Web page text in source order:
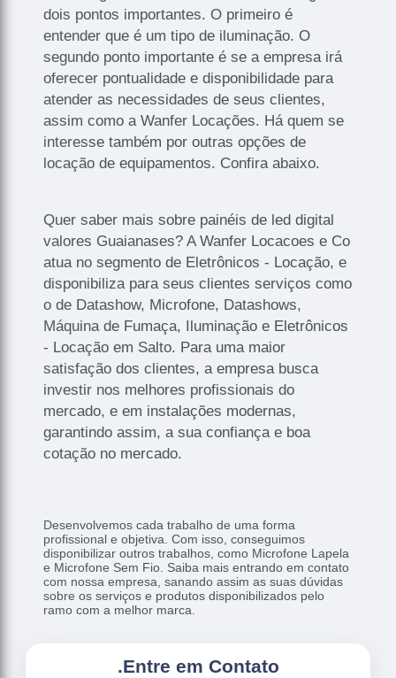
dois pontos importantes. O primeiro é
entender que é um tipo de iluminação. O
segundo ponto importante é se a empresa irá
oferecer pontualidade e disponibilidade para
atender as necessidades de seus clientes,
assim como a Wanfer Locações. Há quem se
interesse também por outras opções de
locação de equipamentos. Confira abaixo.
Quer saber mais sobre painéis de led digital
valores Guaianases? A Wanfer Locacoes e Co
atua no segmento de Eletrônicos - Locação, e
disponibiliza para seus clientes serviços como
o de Datashow, Microfone, Datashows,
Máquina de Fumaça, Iluminação e Eletrônicos
- Locação em Salto. Para uma maior
satisfação dos clientes, a empresa busca
investir nos melhores profissionais do
mercado, e em instalações modernas,
garantindo assim, a sua confiança e boa
cotação no mercado.
Desenvolvemos cada trabalho de uma forma
profissional e objetiva. Com isso, conseguimos
disponibilizar outros trabalhos, como Microfone Lapela
e Microfone Sem Fio. Saiba mais entrando em contato
com nossa empresa, sanando assim as suas dúvidas
sobre os serviços e produtos disponibilizados pelo
ramo com a melhor marca.
.Entre em Contato